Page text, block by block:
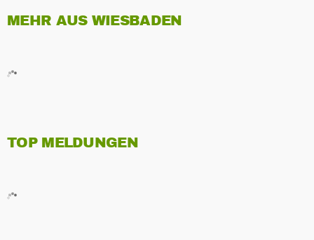
MEHR AUS WIESBADEN
TOP MELDUNGEN